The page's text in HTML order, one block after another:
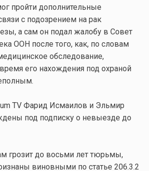
пройти дополнительные
с подозрением на рак
а сам он подал жалобу в Совет
ООН после того, как, по словам
обследование,
его нахождения под охраной
TV Фарид Исмаилов и Эльмир
под подписку о невыезде до
грозит до восьми лет тюрьмы,
виновными по статье 206.3.2